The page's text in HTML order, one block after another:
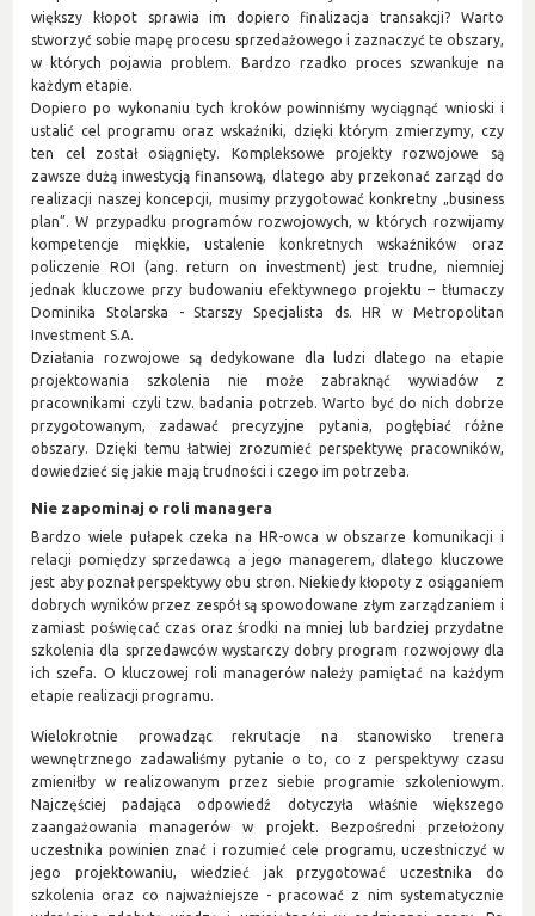
większy kłopot sprawia im dopiero finalizacja transakcji? Warto
stworzyć sobie mapę procesu sprzedażowego i zaznaczyć te obszary,
w których pojawia problem. Bardzo rzadko proces szwankuje na
każdym etapie.
Dopiero po wykonaniu tych kroków powinniśmy wyciągnąć wnioski i
ustalić cel programu oraz wskaźniki, dzięki którym zmierzymy, czy
ten cel został osiągnięty. Kompleksowe projekty rozwojowe są
zawsze dużą inwestycją finansową, dlatego aby przekonać zarząd do
realizacji naszej koncepcji, musimy przygotować konkretny „business
plan”. W przypadku programów rozwojowych, w których rozwijamy
kompetencje miękkie, ustalenie konkretnych wskaźników oraz
policzenie ROI (ang. return on investment) jest trudne, niemniej
jednak kluczowe przy budowaniu efektywnego projektu – tłumaczy
Dominika Stolarska - Starszy Specjalista ds. HR w Metropolitan
Investment S.A.
Działania rozwojowe są dedykowane dla ludzi dlatego na etapie
projektowania szkolenia nie może zabraknąć wywiadów z
pracownikami czyli tzw. badania potrzeb. Warto być do nich dobrze
przygotowanym, zadawać precyzyjne pytania, pogłębiać różne
obszary. Dzięki temu łatwiej zrozumieć perspektywę pracowników,
dowiedzieć się jakie mają trudności i czego im potrzeba.
Nie zapominaj o roli managera
Bardzo wiele pułapek czeka na HR-owca w obszarze komunikacji i
relacji pomiędzy sprzedawcą a jego managerem, dlatego kluczowe
jest aby poznał perspektywy obu stron. Niekiedy kłopoty z osiąganiem
dobrych wyników przez zespół są spowodowane złym zarządzaniem i
zamiast poświęcać czas oraz środki na mniej lub bardziej przydatne
szkolenia dla sprzedawców wystarczy dobry program rozwojowy dla
ich szefa. O kluczowej roli managerów należy pamiętać na każdym
etapie realizacji programu.
Wielokrotnie prowadząc rekrutacje na stanowisko trenera
wewnętrznego zadawaliśmy pytanie o to, co z perspektywy czasu
zmieniłby w realizowanym przez siebie programie szkoleniowym.
Najczęściej padająca odpowiedź dotyczyła właśnie większego
zaangażowania managerów w projekt. Bezpośredni przełożony
uczestnika powinien znać i rozumieć cele programu, uczestniczyć w
jego projektowaniu, wiedzieć jak przygotować uczestnika do
szkolenia oraz co najważniejsze - pracować z nim systematycznie